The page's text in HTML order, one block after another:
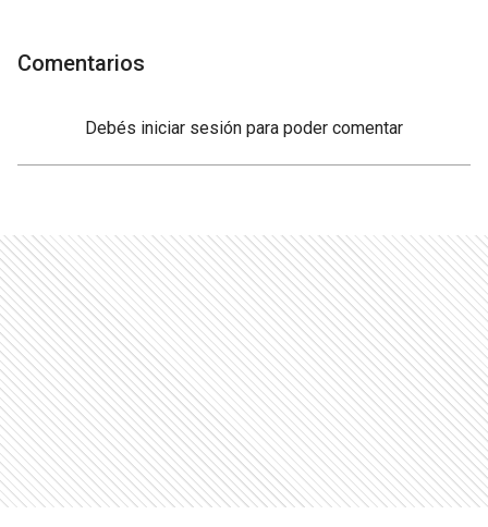
Comentarios
Debés iniciar sesión para poder comentar